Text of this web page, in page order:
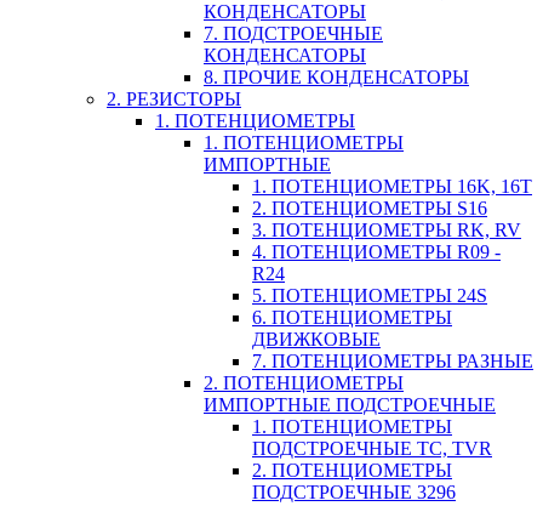
КОНДЕНСАТОРЫ
7. ПОДСТРОЕЧНЫЕ
КОНДЕНСАТОРЫ
8. ПРОЧИЕ КОНДЕНСАТОРЫ
2. РЕЗИСТОРЫ
1. ПОТЕНЦИОМЕТРЫ
1. ПОТЕНЦИОМЕТРЫ
ИМПОРТНЫЕ
1. ПОТЕНЦИОМЕТРЫ 16K, 16T
2. ПОТЕНЦИОМЕТРЫ S16
3. ПОТЕНЦИОМЕТРЫ RK, RV
4. ПОТЕНЦИОМЕТРЫ R09 -
R24
5. ПОТЕНЦИОМЕТРЫ 24S
6. ПОТЕНЦИОМЕТРЫ
ДВИЖКОВЫЕ
7. ПОТЕНЦИОМЕТРЫ РАЗНЫЕ
2. ПОТЕНЦИОМЕТРЫ
ИМПОРТНЫЕ ПОДСТРОЕЧНЫЕ
1. ПОТЕНЦИОМЕТРЫ
ПОДСТРОЕЧНЫЕ TC, TVR
2. ПОТЕНЦИОМЕТРЫ
ПОДСТРОЕЧНЫЕ 3296